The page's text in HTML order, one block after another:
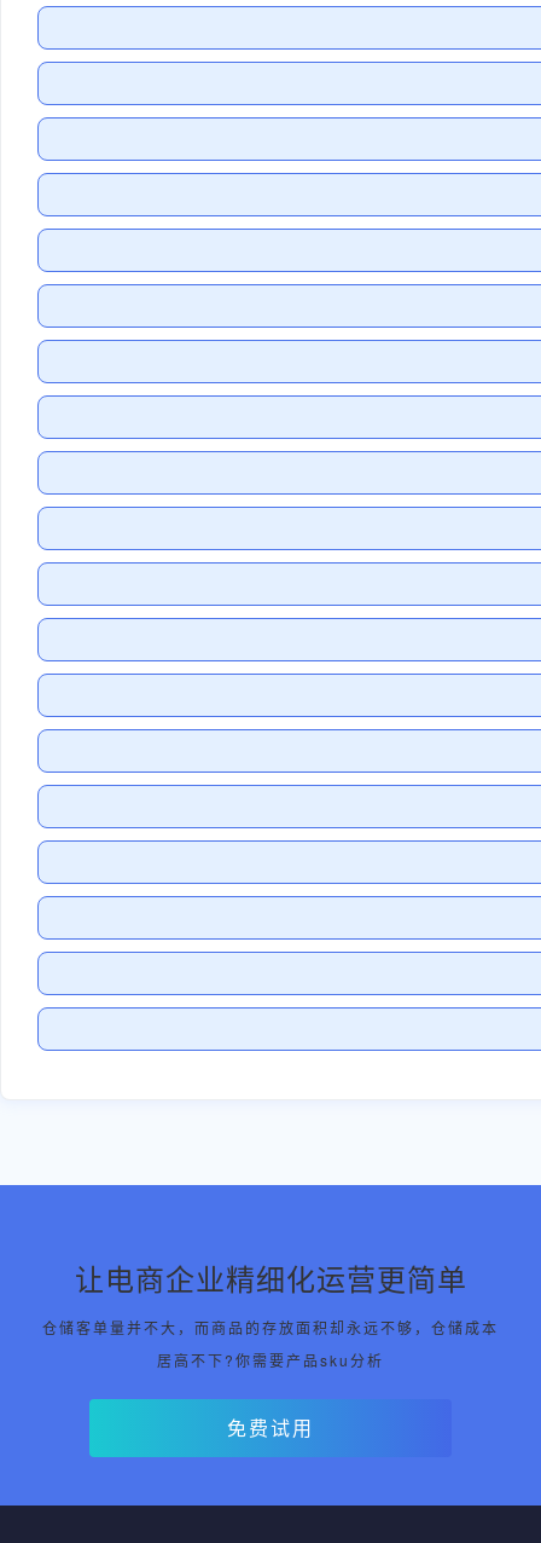
让电商企业精细化运营更简单
仓储客单量并不大，而商品的存放面积却永远不够，仓储成本
居高不下?你需要产品sku分析
免费试用